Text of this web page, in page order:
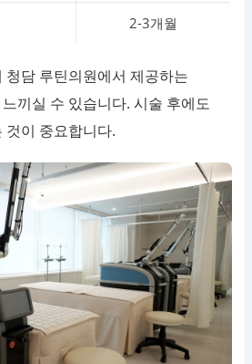
2-3개월
청담 루틴의원에서 제공하는
끼실 수 있습니다. 시술 후에도
것이 중요합니다.